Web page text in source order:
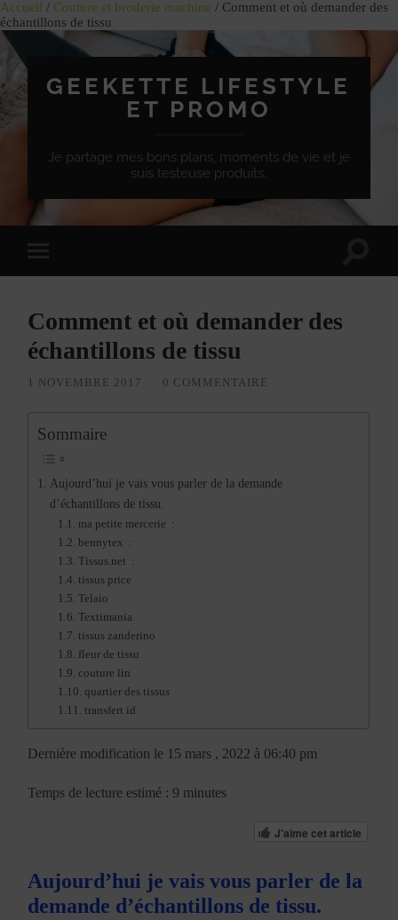
Accueil / Couture et broderie machine / Comment et où demander des
échantillons de tissu
GEEKETTE LIFESTYLE
ET PROMO
Je partage mes bons plans, moments de vie et je
suis testeuse produits.
à
mobile
Comment et où demander des
échantillons de tissu
1 NOVEMBRE 2017 0 COMMENTAIRE
Sommaire
Aujourd’hui je vais vous parler de la demande
d’échantillons de tissu.
ma petite mercerie :
bennytex :
Tissus.net :
tissus price
Telaio
Textimania
tissus zanderino
fleur de tissu
couture lin
quartier des tissus
transfert id
Dernière modification le 15 mars , 2022 à 06:40 pm
Temps de lecture estimé : 9 minutes
J'aime cet article
Aujourd’hui je vais vous parler de la
demande d’échantillons de tissu.